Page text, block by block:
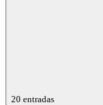
20 entradas